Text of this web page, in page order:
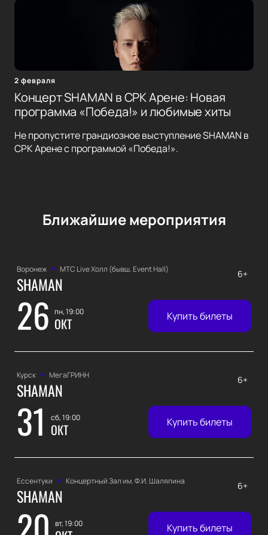
2 февраля
Концерт SHAMAN в СРК Арене: Новая
программа «Победа!» и любимые хиты
Не пропустите грандиозное выступление SHAMAN в
СРК Арене с программой «Победа!».
Ближайшие мероприятия
Воронеж МТС Live Холл (бывш. Event Hall)
SHAMAN
26 пн, 19:00
ОКТ
6+
Купить билеты
Курск МегаГРИНН
SHAMAN
31 сб, 19:00
ОКТ
6+
Купить билеты
Ессентуки Концертный Зал им. Ф.И. Шаляпина
SHAMAN
вт, 19:00
6+
Купить билеты